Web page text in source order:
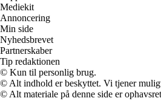
Mediekit
Annoncering
Min side
Nyhedsbrevet
Partnerskaber
Tip redaktionen
© Kun til personlig brug.
© Alt indhold er beskyttet. Vi tjener
© Alt materiale på denne side er